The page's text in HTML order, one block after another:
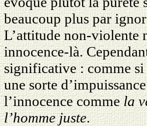
beaucoup plus par
L’attitude non-violente
innocence-là.
significative : comme
une sorte
l’innocence commela
l’homme juste.